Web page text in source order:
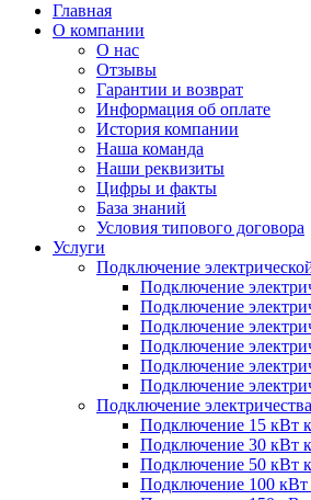
Главная
О компании
О нас
Отзывы
Гарантии и возврат
Информация об оплате
История компании
Наша команда
Наши реквизиты
Цифры и факты
База знаний
Условия типового договора
Услуги
Подключение
Подключение
Подключение
Подключение
Подключение
Подключение
Подключение
Подключение
Подключение 15 кВт
Подключение 30 кВт
Подключение 50 кВт
Подключение 100 кВт